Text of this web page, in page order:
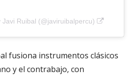
Javi Ruibal (@javiruibalpercu)
fusiona instrumentos clásicos
y el contrabajo, con